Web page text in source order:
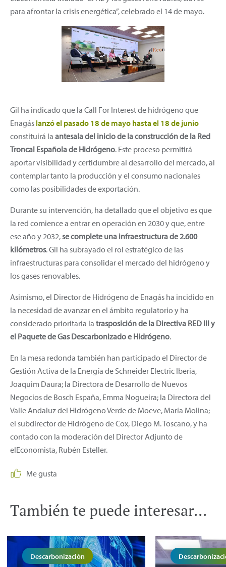
para afrontar la crisis energética”, celebrado el 14 de mayo.
Gil ha indicado que la Call For Interest de hidrógeno que
Enagás lanzó el pasado 18 de mayo hasta el 18 de junio
constituirá la antesala del inicio de la construcción de la Red
Troncal Española de Hidrógeno. Este proceso permitirá
aportar visibilidad y certidumbre al desarrollo del mercado, al
contemplar tanto la producción y el consumo nacionales
como las posibilidades de exportación.
Durante su intervención, ha detallado que el objetivo es que
la red comience a entrar en operación en 2030 y que, entre
ese año y 2032,se complete una infraestructura de 2.600
kilómetros. Gil ha subrayado el rol estratégico de las
infraestructuras para consolidar el mercado del hidrógeno y
los gases renovables.
Asimismo, el Director de Hidrógeno de Enagás ha incidido en
la necesidad de avanzar en el ámbito regulatorio y ha
considerado prioritaria la trasposición de la Directiva RED III y
el Paquete de Gas Descarbonizado e Hidrógeno.
En la mesa redonda también han participado el Director de
Gestión Activa de la Energía de Schneider Electric Iberia,
Joaquim Daura; la Directora de Desarrollo de Nuevos
Negocios de Bosch España, Emma Nogueira; la Directora del
Valle Andaluz del Hidrógeno Verde de Moeve, María Molina;
el subdirector de Hidrógeno de Cox, Diego M. Toscano, y ha
contado con la moderación del Director Adjunto de
elEconomista, Rubén Esteller.
Me gusta
También te puede interesar...
Descarbonización